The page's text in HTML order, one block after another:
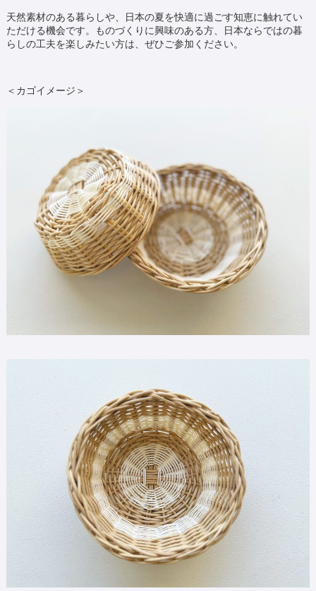
天然素材のある暮らしや、日本の夏を快適に過ごす知恵に触れてい
ただける機会です。ものづくりに興味のある方、日本ならではの暮
らしの工夫を楽しみたい方は、ぜひご参加ください。
＜カゴイメージ＞